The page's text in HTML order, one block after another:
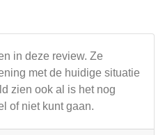
in deze review. Ze
met de huidige situatie
zien ook al is het nog
of niet kunt gaan.